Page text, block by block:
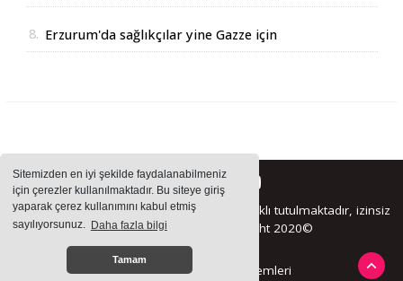
Sitemizden en iyi şekilde faydalanabilmeniz
için çerezler kullanılmaktadır. Bu siteye giriş
yaparak çerez kullanımını kabul etmiş
sayılıyorsunuz. Daha fazla bilgi
Tamam
8. Erzurum'da sağlıkçılar yine Gazze için
Sitemizde bulunan içeriklerin tüm hakları saklı tutulmaktadır, izinsiz
içerikler kullanılamaz. Copyright 2020©
Haber Yazılımı: Haber Sistemleri